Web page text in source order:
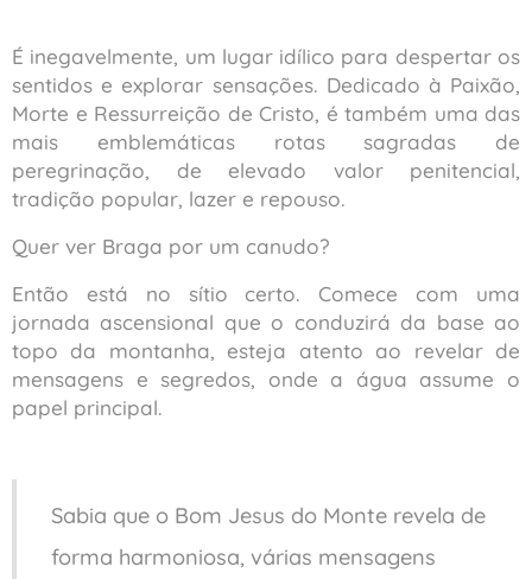
É inegavelmente, um lugar idílico para despertar os
sentidos e explorar sensações. Dedicado à Paixão,
Morte e Ressurreição de Cristo, é também uma das
mais emblemáticas rotas sagradas de
peregrinação, de elevado valor penitencial,
tradição popular, lazer e repouso.
Quer ver Braga por um canudo?
Então está no sítio certo. Comece com uma
jornada ascensional que o conduzirá da base ao
topo da montanha, esteja atento ao revelar de
mensagens e segredos, onde a água assume o
papel principal.
Sabia que o Bom Jesus do Monte revela de
forma harmoniosa, várias mensagens